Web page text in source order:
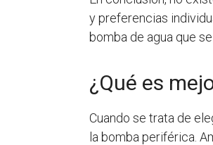
y preferencias
bomba de agua que
¿Qué es
Cuando se trata de
la bomba periférica.